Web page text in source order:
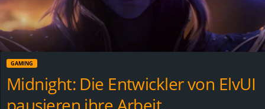
GAMING
Midnight: Die Entwickler von ElvUI